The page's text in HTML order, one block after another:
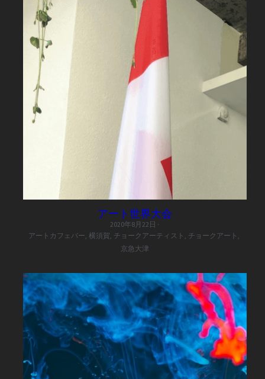
アート世界大会
2020年8月22日 ·
アートカフェバー, 横須賀, チョークアーティスト,
チョークアート,
京急大津